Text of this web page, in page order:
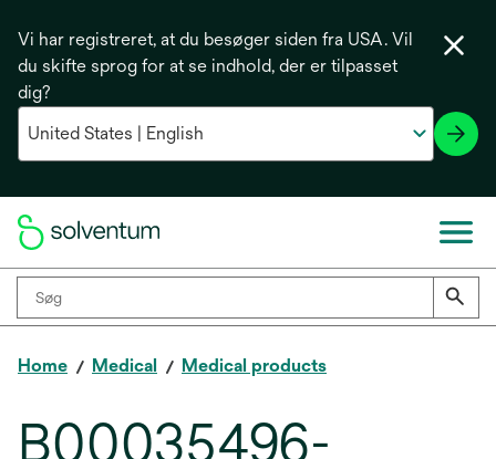
Vi har registreret, at du besøger siden fra USA. Vil
du skifte sprog for at se indhold, der er tilpasset
dig?
Home Medical Medical products
B00035496-